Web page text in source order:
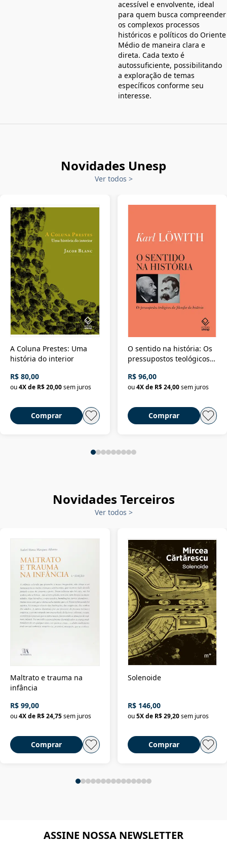
acessível e envolvente, ideal
para quem busca compreender
os complexos processos
históricos e políticos do Oriente
Médio de maneira clara e
direta. Cada texto é
autossuficiente, possibilitando
a exploração de temas
específicos conforme seu
interesse.
Novidades Unesp
Ver todos >
A Coluna Prestes: Uma
história do interior
R$ 80,00
ou4X de R$ 20,00sem juros
Comprar
O sentido na história: Os
pressupostos teológicos
R$ 96,00
ou 4X de R$ 24,00 sem juros
Comprar
Novidades Terceiros
Ver todos >
Maltrato e trauma na
infância
R$ 99,00
ou4X de R$ 24,75sem juros
Comprar
Solenoide
R$ 146,00
ou 5X de R$ 29,20 sem juros
Comprar
ASSINE NOSSA NEWSLETTER